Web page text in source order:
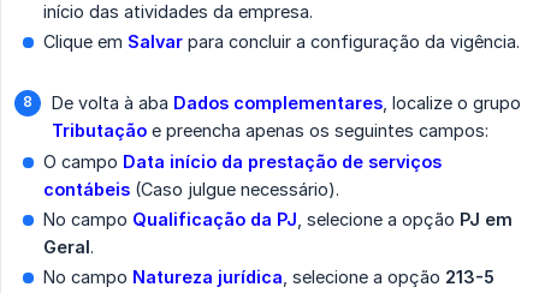
início das atividades da empresa.
Clique em Salvar para concluir a configuração da vigência.
De volta à aba Dados complementares , localize o grupo
Tributação e preencha apenas os seguintes campos:
O campo Data início da prestação de serviços
contábeis (Caso julgue necessário).
No campo Qualificação da PJ , selecione a opção PJ em
Geral.
No campo Natureza jurídica , selecione a opção 213-5